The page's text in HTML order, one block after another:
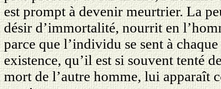
est prompt à devenir meurtrier. La
désir d’immortalité, nourrit en
parce que l’individu se sent à
existence, qu’il est si souvent tenté
mort de l’autre homme, lui apparaît